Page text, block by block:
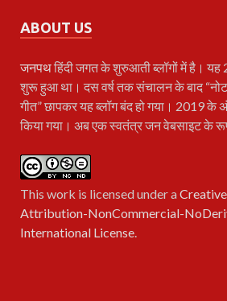
ABOUT US
जनपथहिंदी जगत के शुरुआती ब्लॉगों में है। यह
शुरू हुआ था। दस वर्ष तक संचालन के बाद
गीत” छापकर यह ब्लॉग बंद हो गया। 2019 के
किया गया। अब एक स्वतंत्र जन वेबसाइट के
This work is licensed under a
Attribution-NonCommercial-
International License.